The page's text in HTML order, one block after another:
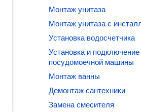
Монтаж унитаза
Монтаж унитаза с
Установка водосчетчика
Установка и подключение
посудомоечной машины
Монтаж ванны
Демонтаж сантехники
Замена смесителя